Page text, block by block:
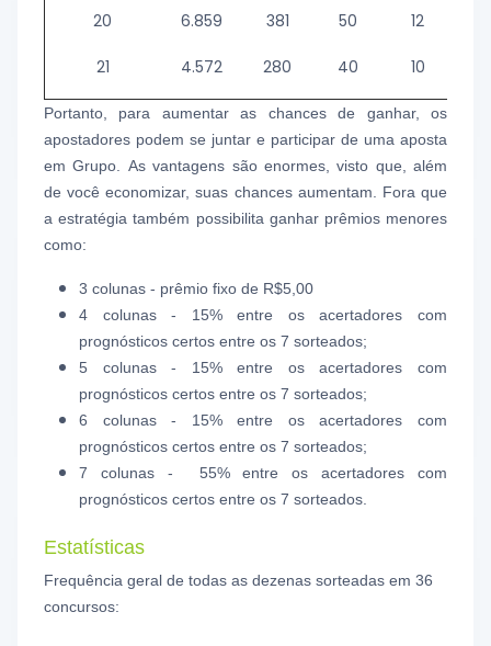
20 6.859 381 50 12
21 4.572 280 40 10
Portanto, para aumentar as chances de ganhar, os
apostadores podem se juntar e participar de uma aposta
em Grupo. As vantagens são enormes, visto que, além
de você economizar, suas chances aumentam. Fora que
a estratégia também possibilita ganhar prêmios menores
como:
3 colunas - prêmio fixo de R$5,00
4 colunas - 15% entre os acertadores com
prognósticos certos entre os 7 sorteados;
5 colunas - 15% entre os acertadores com
prognósticos certos entre os 7 sorteados;
6 colunas - 15% entre os acertadores com
prognósticos certos entre os 7 sorteados;
7 colunas - 55% entre os acertadores com
prognósticos certos entre os 7 sorteados.
Estatísticas
Frequência geral de todas as dezenas sorteadas em 36
concursos: